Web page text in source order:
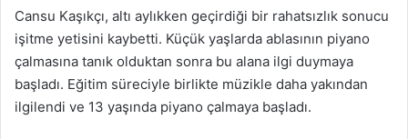
Cansu Kaşıkçı, altı aylıkken geçirdiği bir rahatsızlık sonucu
işitme yetisini kaybetti. Küçük yaşlarda ablasının piyano
çalmasına tanık olduktan sonra bu alana ilgi duymaya
başladı. Eğitim süreciyle birlikte müzikle daha yakından
ilgilendi ve 13 yaşında piyano çalmaya başladı.